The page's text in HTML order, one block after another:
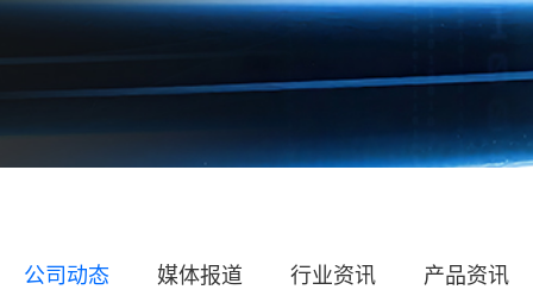
公司动态 媒体报道 行业资讯 产品资讯